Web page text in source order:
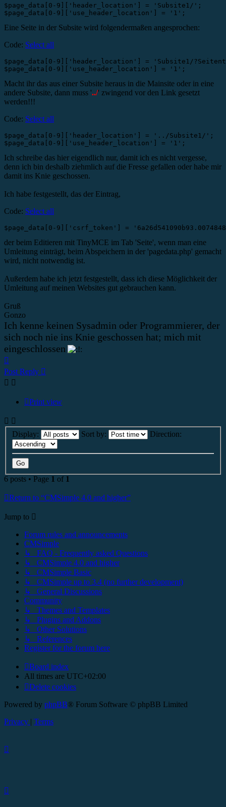
$page_data[0-9]['header_location'] = 'Subsite1/';
$page_data[0-9]['use_header_location'] = '1';
Eine Seite in der Subsite wird folgendermaßen angesprochen:
Code: Select all
$page_data[0-9]['header_location'] = 'Subsite1/
$page_data[0-9]['use_header_location'] = '1';
Macht ihr das aus einer Subsite heraus in die Mainsite oder in eine
andere Subsite, dann muss '../' zwingend vor den Link gesetzt
werden!!!
Code: Select all
$page_data[0-9]['header_location'] = '../Subsite1/';
$page_data[0-9]['use_header_location'] = '1';
Ich schreibe das hier eigendlich nur, damit ich es nicht vergesse,
denn ich bin deshalb ziehmlich auf die Fresse gefallen oder habe mir
damit ins Knie geschossen.
Ich habe festgestellt, das der Eintrag,
Code: Select all
$page_data[0-9]['csrf_token'] =
der beim Editieren mit TinyMCE im Tab 'Seite', wenn man eine
Umleitung einträgt, beim Abspeichern in der 'pagedata.php' gemacht
wird, nicht notwendig ist.
Außerdem habe ich jetzt festgestellt, dass ich diese Möglichkeit der
Umleitung auf meinen Websites gut gebrauchen kann.
Gruß
Gonzo
Ich kenne keinen Sysadmin oder Programmierer, der
sich noch nie ins Knie geschossen hat; mich mit
eingeschlossen
Post Reply
Print view
Display: Sort by: Direction:
6 posts • Page 1 of 1
Return to “CMSimple 4.0 and higher”
Jump to
Forum rules and announcements
CMSimple
↳ FAQ - Frequently asked Questions
↳ CMSimple 4.0 and higher
↳ CMSimple Basic
↳ CMSimple up to 3.4 (no further development)
↳ General Discussions
Community
↳ Themes and Templates
↳ Plugins and Addons
↳ Other Solutions
↳ References
Register for the forum here
Board index
All times are UTC+02:00
Delete cookies
Powered by phpBB® Forum Software © phpBB Limited
Privacy | Terms